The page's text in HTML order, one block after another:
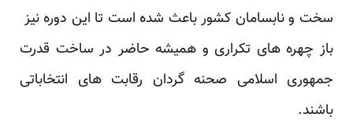
سخت و نابسامان کشور باعث شده است تا این دوره نیز
باز چهره های تکراری و همیشه حاضر در ساخت قدرت
جمهوری اسلامی صحنه گردان رقابت های انتخاباتی
باشند.